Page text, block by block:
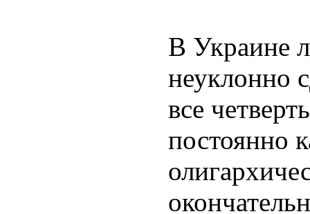
В Украине
неуклонно
все
постоянно